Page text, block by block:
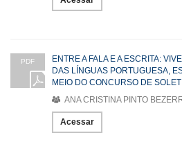
PDF
ENTRE A FALA E A ESCRITA:
DAS LÍNGUAS PORTUGUESA,
MEIO DO CONCURSO DE
ANA CRISTINA PINTO
Acessar